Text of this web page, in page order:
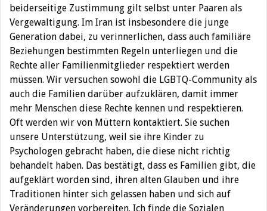
beiderseitige Zustimmung gilt selbst unter Paaren als
Vergewaltigung. Im Iran ist insbesondere die junge
Generation dabei, zu verinnerlichen, dass auch familiäre
Beziehungen bestimmten Regeln unterliegen und die
Rechte aller Familienmitglieder respektiert werden
müssen. Wir versuchen sowohl die LGBTQ-Community als
auch die Familien darüber aufzuklären, damit immer
mehr Menschen diese Rechte kennen und respektieren.
Oft werden wir von Müttern kontaktiert. Sie suchen
unsere Unterstützung, weil sie ihre Kinder zu
Psychologen gebracht haben, die diese nicht richtig
behandelt haben. Das bestätigt, dass es Familien gibt, die
aufgeklärt worden sind, ihren alten Glauben und ihre
Traditionen hinter sich gelassen haben und sich auf
Veränderungen vorbereiten. Ich finde die Sozialen